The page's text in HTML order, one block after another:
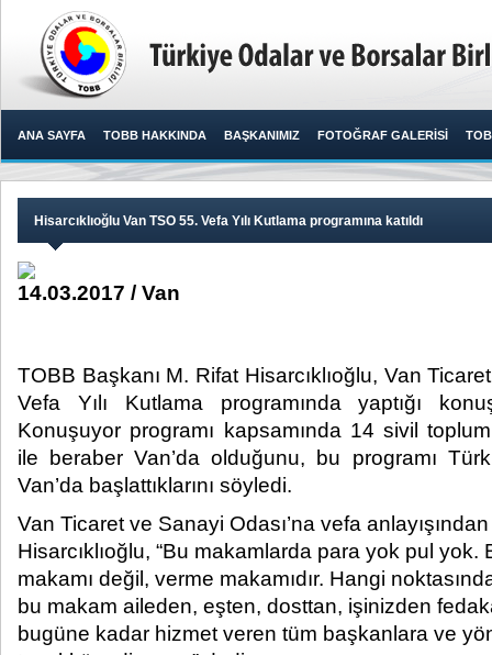
ANA SAYFA TOBB HAKKINDA BAŞKANIMIZ FOTOĞRAF GALERİSİ
Hisarcıklıoğlu Van TSO 55. Vefa Yılı Kutlama programına katıldı
14.03.2017 / Van
TOBB Başkanı M. Rifat Hisarcıklıoğlu, Van
Vefa Yılı Kutlama programında yaptığı
Konuşuyor programı kapsamında 14 sivil
ile beraber Van’da olduğunu, bu programı
Van’da başlattıklarını söyledi.​
Van Ticaret ve Sanayi Odası’na vefa
Hisarcıklıoğlu, “Bu makamlarda para yok pul yok.
makamı değil, verme makamıdır. Hangi
bu makam aileden, eşten, dosttan, işinizden
bugüne kadar hizmet veren tüm başkanlara ve